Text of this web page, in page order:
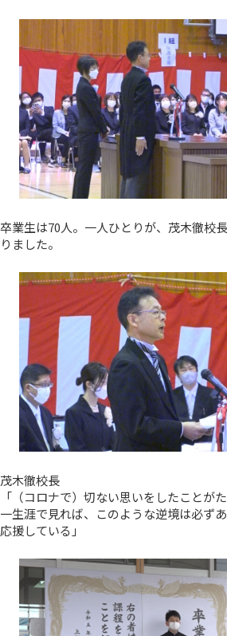
卒業生は70人。一人ひとりが、茂木徹校
りました。
茂木徹校長
「（コロナで）切ない思いをしたことが
一生涯で見れば、このような逆境は必ず
応援している」